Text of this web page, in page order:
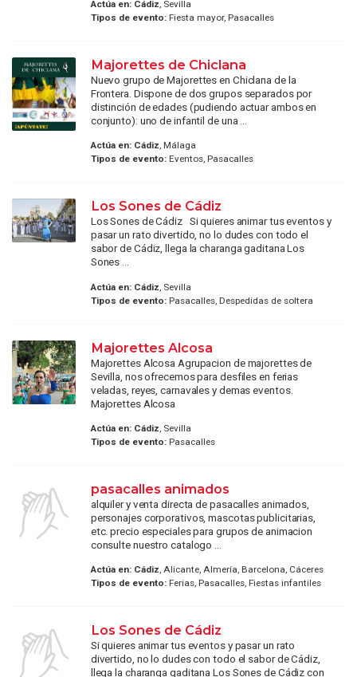
Actúa en: Cádiz, Sevilla
Tipos de evento:Fiesta mayor, Pasacalles
Majorettes de Chiclana
Nuevo grupo de Majorettes en Chiclana de la
Frontera. Dispone de dos grupos separados por
distinción de edades (pudiendo actuar ambos en
conjunto): uno de infantil de una ...
Actúa en: Cádiz, Málaga
Tipos de evento:Eventos, Pasacalles
Los Sones de Cádiz
Los Sones de Cádiz Si quieres animar tus eventos y
pasar un rato divertido, no lo dudes con todo el
sabor de Cádiz, llega la charanga gaditana Los
Sones ...
Actúa en: Cádiz , Sevilla
Tipos de evento:Pasacalles, Despedidas de soltera
Majorettes Alcosa
Majorettes Alcosa Agrupacion de majorettes de
Sevilla, nos ofrecemos para desfiles en ferias
veladas, reyes, carnavales y demas eventos.
Majorettes Alcosa
Actúa en: Cádiz, Sevilla
Tipos de evento:Pasacalles
pasacalles animados
alquiler y venta directa de pasacalles animados,
personajes corporativos, mascotas publicitarias,
etc. precio especiales para grupos de animacion
consulte nuestro catalogo ...
Actúa en: Cádiz, Alicante, Almería, Barcelona, Cáceres
Tipos de evento:Ferias, Pasacalles, Fiestas infantiles
Los Sones de Cádiz
Si quieres animar tus eventos y pasar un rato
divertido, no lo dudes con todo el sabor de Cádiz,
llega la charanga gaditana Los Sones de Cádiz con